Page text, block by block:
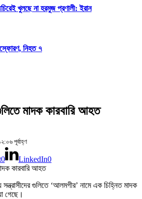
খুলছে না হরমুজ প্রণালী: ইরান
নিহত ৭
মাদক কারবারি আহত
পূর্বাহ্ণ
0 LinkedIn0
সন্ত্রাসীদের গুলিতে ‘আলমগীর’ নামে এক চিহ্নিত মাদক
গেছে।